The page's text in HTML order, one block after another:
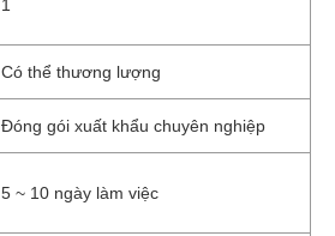
1
Có thể thương lượng
Đóng gói xuất khẩu chuyên nghiệp
5 ~ 10 ngày làm việc